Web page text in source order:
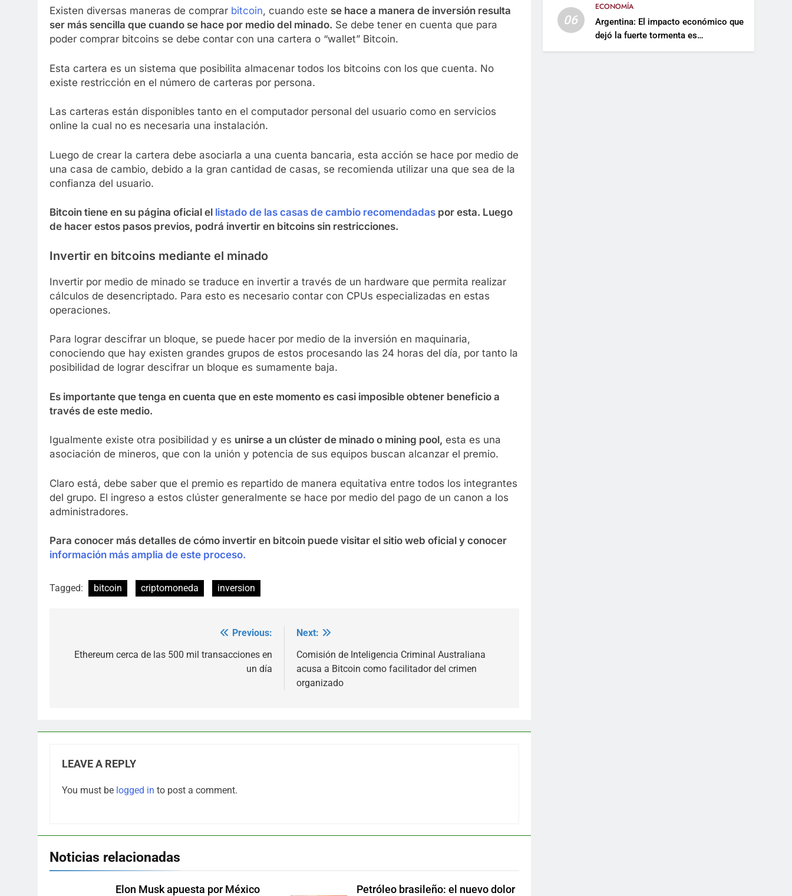
Existen diversas maneras de comprar bitcoin, cuando este se hace a manera de inversión resulta
ser más sencilla que cuando se hace por medio del minado. Se debe tener en cuenta que para
poder comprar bitcoins se debe contar con una cartera o “wallet” Bitcoin.
Esta cartera es un sistema que posibilita almacenar todos los bitcoins con los que cuenta. No
existe restricción en el número de carteras por persona.
Las carteras están disponibles tanto en el computador personal del usuario como en servicios
online la cual no es necesaria una instalación.
Luego de crear la cartera debe asociarla a una cuenta bancaria, esta acción se hace por medio de
una casa de cambio, debido a la gran cantidad de casas, se recomienda utilizar una que sea de la
confianza del usuario.
Bitcoin tiene en su página oficial el listado de las casas de cambio recomendadas por esta. Luego
de hacer estos pasos previos, podrá invertir en bitcoins sin restricciones.
Invertir en bitcoins mediante el minado
Invertir por medio de minado se traduce en invertir a través de un hardware que permita realizar
cálculos de desencriptado. Para esto es necesario contar con CPUs especializadas en estas
operaciones.
Para lograr descifrar un bloque, se puede hacer por medio de la inversión en maquinaria,
conociendo que hay existen grandes grupos de estos procesando las 24 horas del día, por tanto la
posibilidad de lograr descifrar un bloque es sumamente baja.
Es importante que tenga en cuenta que en este momento es casi imposible obtener beneficio a
través de este medio.
Igualmente existe otra posibilidad y es unirse a un clúster de minado o mining pool, esta es una
asociación de mineros, que con la unión y potencia de sus equipos buscan alcanzar el premio.
Claro está, debe saber que el premio es repartido de manera equitativa entre todos los integrantes
del grupo. El ingreso a estos clúster generalmente se hace por medio del pago de un canon a los
administradores.
Para conocer más detalles de cómo invertir en bitcoin puede visitar el sitio web oficial y conocer
información más amplia de este proceso.
Tagged: bitcoin criptomoneda inversion
navigation
Previous:
Ethereum cerca de las 500 mil transacciones en
un día
Next:
Comisión de Inteligencia Criminal Australiana
acusa a Bitcoin como facilitador del crimen
organizado
LEAVE A REPLY
You must be logged in to post a comment.
Noticias relacionadas
Elon Musk apuesta por México Petróleo brasileño: el nuevo dolor
06
ECONOMÍA
Argentina: El impacto económico que
dejó la fuerte tormenta es
incalculable